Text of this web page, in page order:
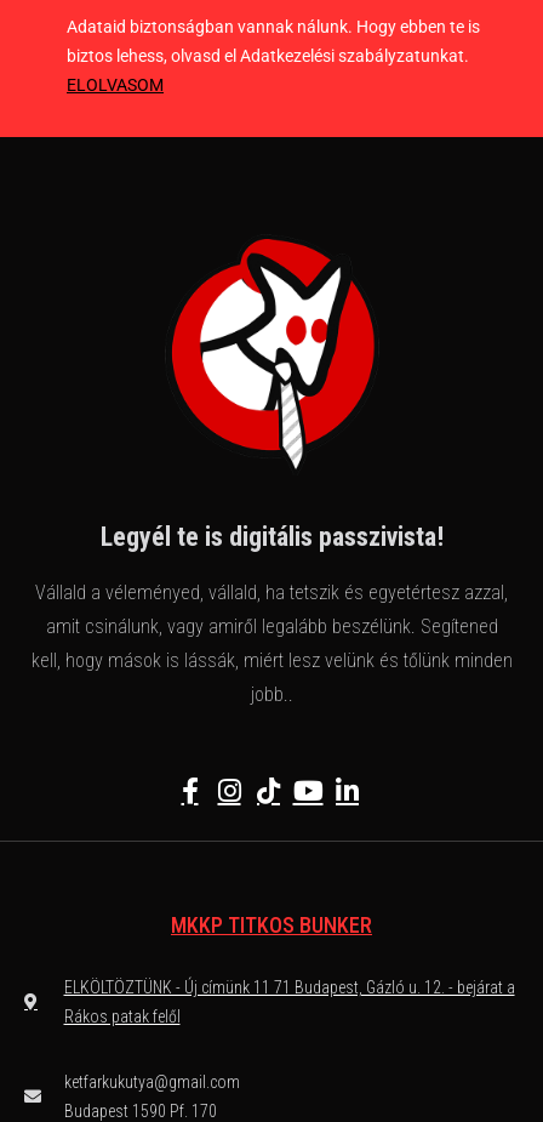
Adataid biztonságban vannak nálunk. Hogy ebben te is
biztos lehess, olvasd el Adatkezelési szabályzatunkat.
ELOLVASOM
Legyél te is digitális passzivista!
Vállald a véleményed, vállald, ha tetszik és egyetértesz azzal,
amit csinálunk, vagy amiről legalább beszélünk. Segítened
kell, hogy mások is lássák, miért lesz velünk és tőlünk minden
jobb..
MKKP TITKOS BUNKER
ELKÖLTÖZTÜNK - Új címünk 11 71 Budapest, Gázló u. 12. - bejárat a
Rákos patak felől
ketfarkukutya@gmail.com
Budapest 1590 Pf. 170